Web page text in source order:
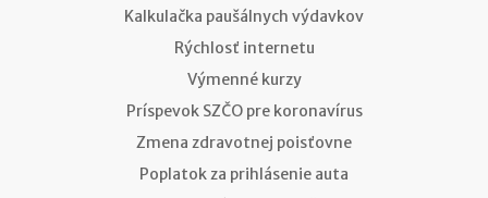
Kalkulačka paušálnych výdavkov
Rýchlosť internetu
Výmenné kurzy
Príspevok SZČO pre koronavírus
Zmena zdravotnej poisťovne
Poplatok za prihlásenie auta